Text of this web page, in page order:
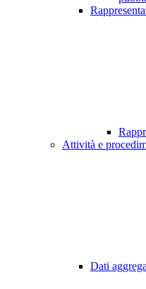
Attività e
Dati